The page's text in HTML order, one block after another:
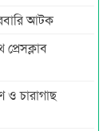
আটক
ও চারাগাছ